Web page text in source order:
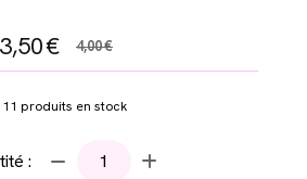
3,50€ 4,00€
11 produits en stock
: